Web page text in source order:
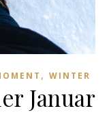
, WINTER
Januar